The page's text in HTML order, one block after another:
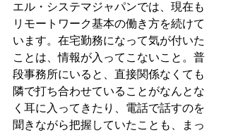
エル・システマジャパンでは、現在も
リモートワーク基本の働き方を続けて
います。在宅勤務になって気が付いた
ことは、情報が入ってこないこと。普
段事務所にいると、直接関係なくても
隣で打ち合わせていることがなんとな
く耳に入ってきたり、電話で話すのを
聞きながら把握していたことも、まっ